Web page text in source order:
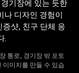
기장에 있는 듯한
나 디자인 경험이
샷, 친구 단체 응
.
통로, 경기장 밖 포토
이미지를 만들 수 있습